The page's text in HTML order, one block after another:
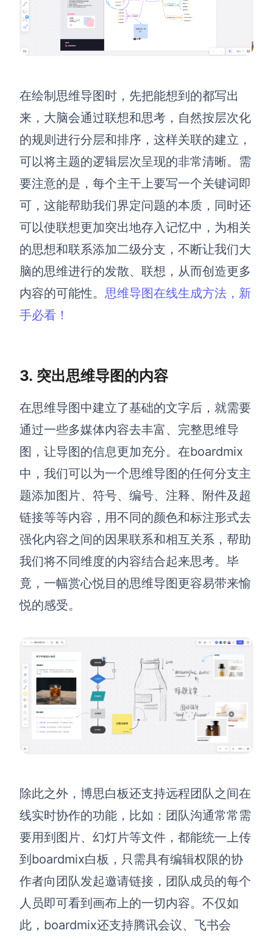
在绘制思维导图时，先把能想到的都写出
来，大脑会通过联想和思考，自然按层次化
的规则进行分层和排序，这样关联的建立，
可以将主题的逻辑层次呈现的非常清晰。需
要注意的是，每个主干上要写一个关键词即
可，这能帮助我们界定问题的本质，同时还
可以使联想更加突出地存入记忆中，为相关
的思想和联系添加二级分支，不断让我们大
脑的思维进行的发散、联想，从而创造更多
内容的可能性。 思维导图在线生成方法，新
手必看！
3. 突出思维导图的内容
在思维导图中建立了基础的文字后，就需要
通过一些多媒体内容去丰富、完整思维导
图，让导图的信息更加充分。 在boardmix
中，我们可以为一个思维导图的任何分支主
题添加图片、 符号、编号、注释、附件及 超
链接等等内容，用不同的颜色和标注形式去
强化内容之间的因果联系和相互关系，帮助
我们将不同维度的内容结合起来思考。毕
竟，一幅赏心悦目的思维导图更容易带来愉
悦的感受。
除此之外，博思白板还支持远程团队之间在
线实时协作的功能，比如：团队沟通常常需
要用到图片、幻灯片等文件， 都能统一上传
到boardmix白板 ，只需具有编辑权限的协
作者向团队发起邀请链接，团队成员的每个
人员即可看到画布上的一切内容。不仅如
此， boardmix还支持腾讯会议、飞书会